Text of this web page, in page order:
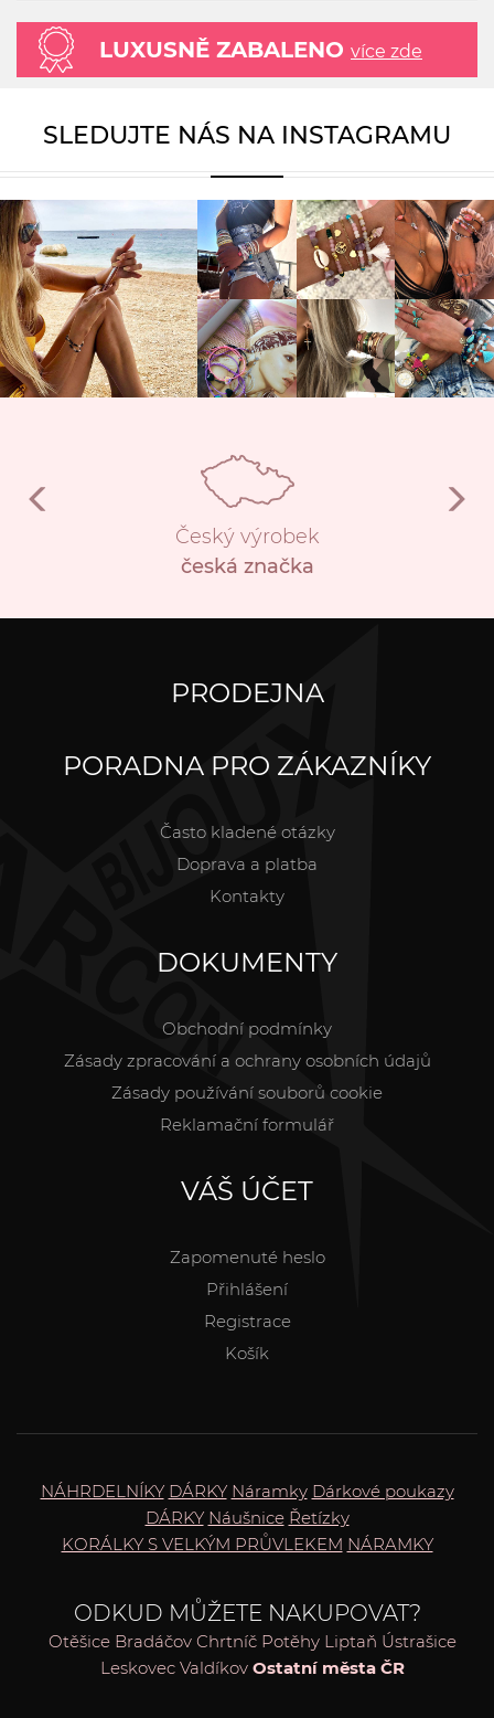
LUXUSNĚ ZABALENO více zde
SLEDUJTE NÁS NA INSTAGRAMU
Český výrobek
česká značka
PRODEJNA
PORADNA PRO ZÁKAZNÍKY
Často kladené otázky
Doprava a platba
Kontakty
DOKUMENTY
Obchodní podmínky
Zásady zpracování a ochrany osobních údajů
Zásady používání souborů cookie
Reklamační formulář
VÁŠ ÚČET
Zapomenuté heslo
Přihlášení
Registrace
Košík
NÁHRDELNÍKY DÁRKY Náramky Dárkové poukazy
DÁRKY Náušnice Řetízky
KORÁLKY S VELKÝM PRŮVLEKEM NÁRAMKY
ODKUD MŮŽETE NAKUPOVAT?
Otěšice Bradáčov Chrtníč Potěhy Liptaň Ústrašice
Leskovec Valdíkov Ostatní města ČR